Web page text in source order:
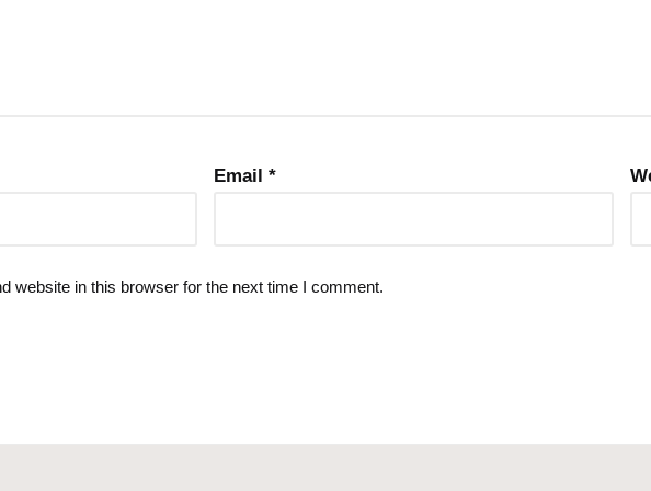
Email *
website in this browser for the next time I comment.